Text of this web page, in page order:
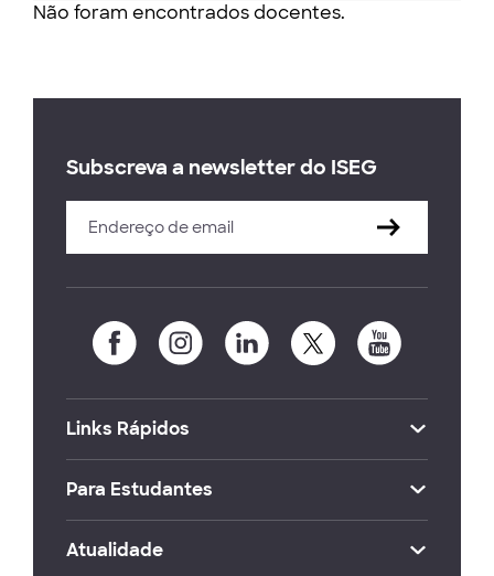
Não foram encontrados docentes.
Subscreva a newsletter do ISEG
Links Rápidos
Para Estudantes
Atualidade